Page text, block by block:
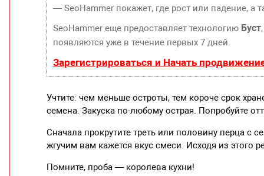
— SeoHammer покажет, где рост или падение, а
SeoHammer еще предоставляет технологию Буст
появляются уже в течение первых 7 дней.
Зарегистрироваться и Начать
Учтите: чем меньше остроты, тем короче срок
семена. Закуска по-любому острая. Попробуйте
Сначала прокрутите треть или половину перца с
жгучим вам кажется вкус смеси. Исходя из этого
Помните, проба — королева кухни!